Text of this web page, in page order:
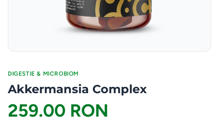
DIGESTIE & MICROBIOM
Akkermansia Complex
259.00 RON